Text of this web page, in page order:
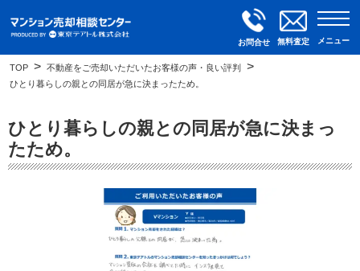
お問合せ 無料査定 メニュー
TOP
不動産をご売却いただいたお客様の声・良い評判
ひとり暮らしの親との同居が急に決まったため。
ひとり暮らしの親との同居が急に決まっ
たため。